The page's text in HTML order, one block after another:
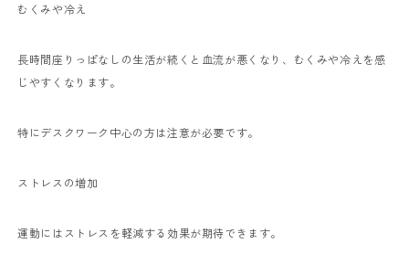
むくみや冷え
長時間座りっぱなしの生活が続くと血流が悪くなり、むくみや冷えを感
じやすくなります。
特にデスクワーク中心の方は注意が必要です。
ストレスの増加
運動にはストレスを軽減する効果が期待できます。